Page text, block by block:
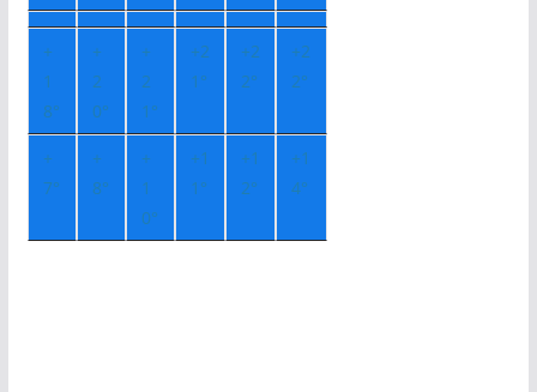
+
1
8°
+
2
0°
+
2
1°
+2
1°
+2
2°
+2
2°
+
7°
+
8°
+
1
0°
+1
1°
+1
2°
+1
4°